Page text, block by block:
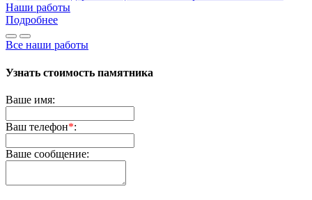
Наши работы
Подробнее
Все наши работы
Узнать стоимость памятника
Ваше имя:
Ваш телефон*:
Ваше сообщение: